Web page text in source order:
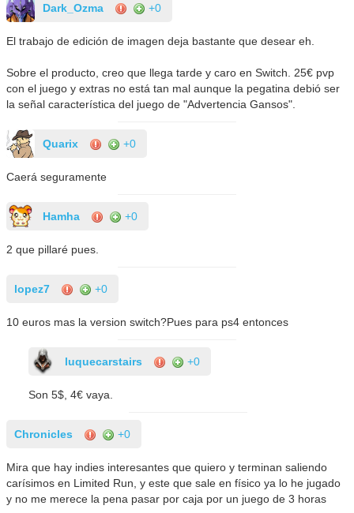
Dark_Ozma +0
El trabajo de edición de imagen deja bastante que desear eh.
Sobre el producto, creo que llega tarde y caro en Switch. 25€ pvp
con el juego y extras no está tan mal aunque la pegatina debió ser
la señal característica del juego de "Advertencia Gansos".
Quarix +0
Caerá seguramente
Hamha +0
2 que pillaré pues.
lopez7 +0
10 euros mas la version switch?Pues para ps4 entonces
luquecarstairs +0
Son 5$, 4€ vaya.
Chronicles +0
Mira que hay indies interesantes que quiero y terminan saliendo
carísimos en Limited Run, y este que sale en físico ya lo he jugado
y no me merece la pena pasar por caja por un juego de 3 horas